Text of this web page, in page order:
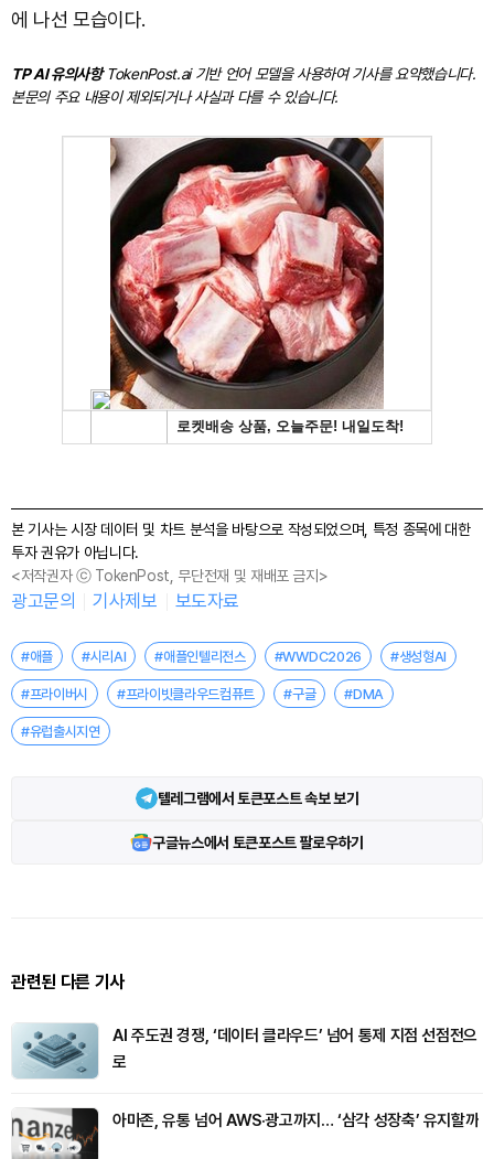
에 나선 모습이다.
TP AI 유의사항TokenPost.ai 기반 언어 모델을 사용하여 기사를 요약했습니다.
본문의 주요 내용이 제외되거나 사실과 다를 수 있습니다.
본 기사는 시장 데이터 및 차트 분석을 바탕으로 작성되었으며, 특정 종목에 대한
투자 권유가 아닙니다.
<저작권자 ⓒ TokenPost, 무단전재 및 재배포 금지>
광고문의 기사제보 보도자료
#애플 #시리AI #애플인텔리전스 #WWDC2026 #생성형AI
#프라이버시 #프라이빗클라우드컴퓨트 #구글 #DMA
#유럽출시지연
텔레그램에서 토큰포스트 속보 보기
구글뉴스에서 토큰포스트 팔로우하기
관련된 다른 기사
AI 주도권 경쟁, ‘데이터 클라우드’ 넘어 통제 지점 선점전으
로
아마존, 유통 넘어 AWS·광고까지… ‘삼각 성장축’ 유지할까